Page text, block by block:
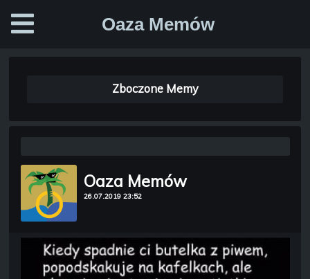
Oaza Memów
Zboczone Memy
Oaza Memów
26.07.2019 23:52